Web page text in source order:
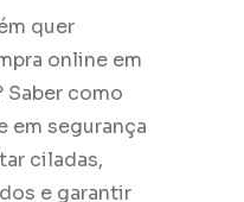
quer
online em
Saber como
em segurança
ciladas,
e garantir